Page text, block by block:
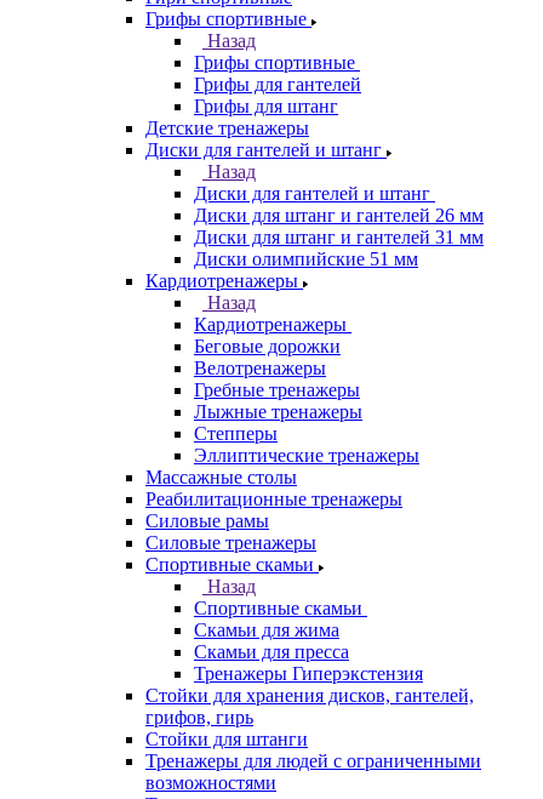
Грифы спортивные
Назад
Грифы спортивные
Грифы для гантелей
Грифы для штанг
Детские тренажеры
Диски для гантелей и штанг
Назад
Диски для гантелей и штанг
Диски для штанг и гантелей 26 мм
Диски для штанг и гантелей 31 мм
Диски олимпийские 51 мм
Кардиотренажеры
Назад
Кардиотренажеры
Беговые дорожки
Велотренажеры
Гребные тренажеры
Лыжные тренажеры
Степперы
Эллиптические тренажеры
Массажные столы
Реабилитационные тренажеры
Силовые рамы
Силовые тренажеры
Спортивные скамьи
Назад
Спортивные скамьи
Скамьи для жима
Скамьи для пресса
Тренажеры Гиперэкстензия
Стойки для хранения дисков, гантелей,
грифов, гирь
Стойки для штанги
Тренажеры для людей с ограниченными
возможностями